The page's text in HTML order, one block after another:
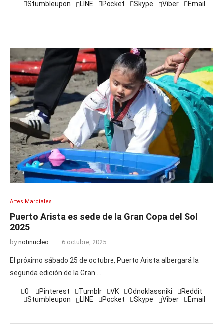
Stumbleupon LINE Pocket Skype Viber Email
Artes Marciales
Puerto Arista es sede de la Gran Copa del Sol
2025
bynotinucleo 6 octubre, 2025
El próximo sábado 25 de octubre, Puerto Arista albergará la
segunda edición de la Gran …
0 Pinterest Tumblr VK Odnoklassniki
Reddit
Stumbleupon
LINE Pocket Skype Viber Email